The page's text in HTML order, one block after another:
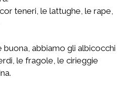
teneri, le lattughe, le rape,
buona, abbiamo gli albicocchi
le fragole, le cirieggie